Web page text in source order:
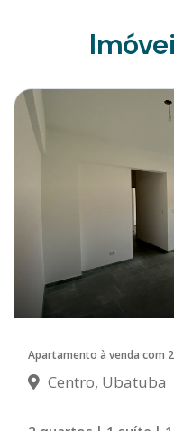
Apartamento à venda com
Centro, Ubatuba